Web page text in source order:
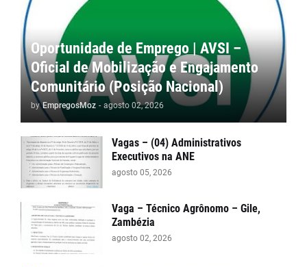
Oportunidade de Emprego | AVSI –
Oficial de Mobilização e Engajamento
Comunitário (Posição Nacional)
by EmpregosMoz - agosto 02, 2026
Vagas – (04) Administrativos
Executivos na ANE
agosto 05, 2026
Vaga – Técnico Agrônomo – Gile,
Zambézia
agosto 02, 2026